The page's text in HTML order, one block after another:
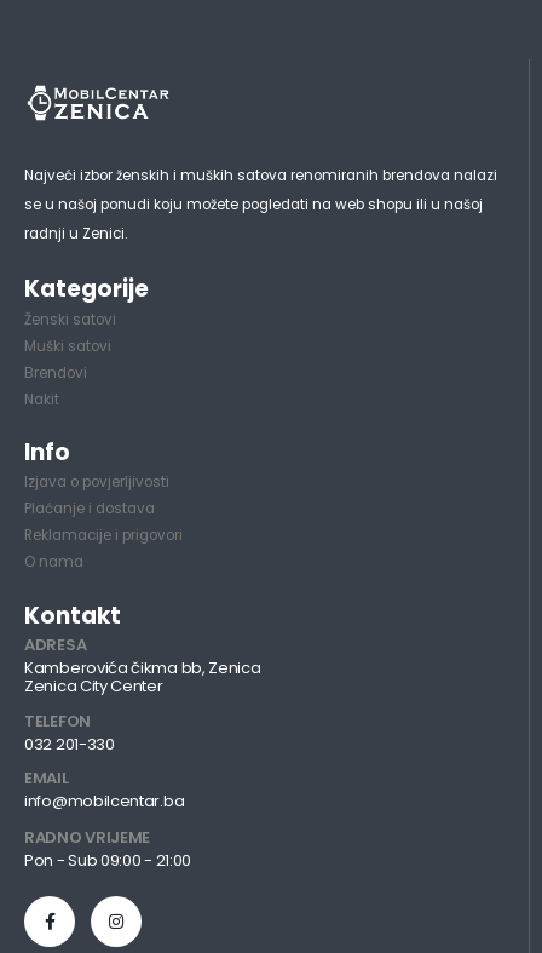
Najveći izbor ženskih i muških satova renomiranih brendova nalazi
se u našoj ponudi koju možete pogledati na web shopu ili u našoj
radnji u Zenici.
Kategorije
Ženski satovi
Muški satovi
Brendovi
Nakit
Info
Izjava o povjerljivosti
Plaćanje i dostava
Reklamacije i prigovori
O nama
Kontakt
ADRESA
Kamberovića čikma bb, Zenica
Zenica City Center
TELEFON
032 201-330
EMAIL
info@mobilcentar.ba
RADNO VRIJEME
Pon - Sub 09:00 - 21:00